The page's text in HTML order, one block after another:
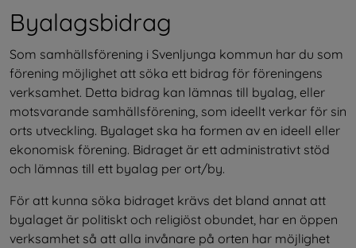
Byalagsbidrag
Som samhällsförening i Svenljunga kommun har du som
förening möjlighet att söka ett bidrag för föreningens
verksamhet. Detta bidrag kan lämnas till byalag, eller
motsvarande samhällsförening, som ideellt verkar för sin
orts utveckling. Byalaget ska ha formen av en ideell eller
ekonomisk förening. Bidraget är ett administrativt stöd
och lämnas till ett byalag per ort/by.
För att kunna söka bidraget krävs det bland annat att
byalaget är politiskt och religiöst obundet, har en öppen
verksamhet så att alla invånare på orten har möjlighet